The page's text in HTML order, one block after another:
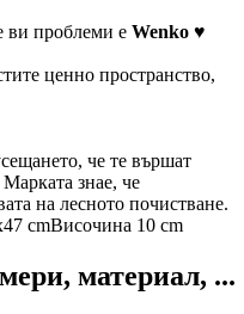
ви проблеми е Wenko ♥
ценно пространство,
че те вършат
Марката знае, че
на лесното почистване.
cmВисочина 10 cm
материал, ...